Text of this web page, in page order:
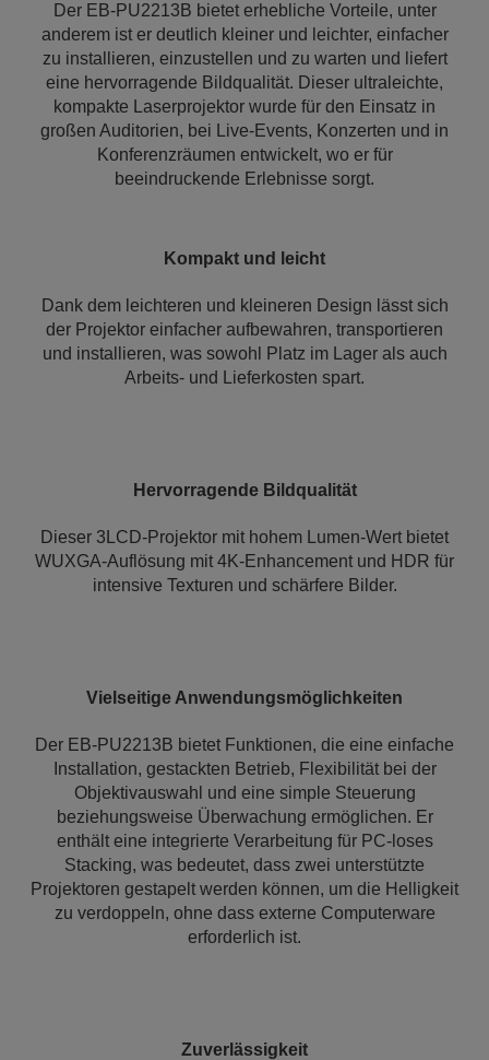
Der EB-PU2213B bietet erhebliche Vorteile, unter
anderem ist er deutlich kleiner und leichter, einfacher
zu installieren, einzustellen und zu warten und liefert
eine hervorragende Bildqualität. Dieser ultraleichte,
kompakte Laserprojektor wurde für den Einsatz in
großen Auditorien, bei Live-Events, Konzerten und in
Konferenzräumen entwickelt, wo er für
beeindruckende Erlebnisse sorgt.
Kompakt und leicht
Dank dem leichteren und kleineren Design lässt sich
der Projektor einfacher aufbewahren, transportieren
und installieren, was sowohl Platz im Lager als auch
Arbeits- und Lieferkosten spart.
Hervorragende Bildqualität
Dieser 3LCD-Projektor mit hohem Lumen-Wert bietet
WUXGA-Auflösung mit 4K-Enhancement und HDR für
intensive Texturen und schärfere Bilder.
Vielseitige Anwendungsmöglichkeiten
Der EB-PU2213B bietet Funktionen, die eine einfache
Installation, gestackten Betrieb, Flexibilität bei der
Objektivauswahl und eine simple Steuerung
beziehungsweise Überwachung ermöglichen. Er
enthält eine integrierte Verarbeitung für PC-loses
Stacking, was bedeutet, dass zwei unterstützte
Projektoren gestapelt werden können, um die Helligkeit
zu verdoppeln, ohne dass externe Computerware
erforderlich ist.
Zuverlässigkeit